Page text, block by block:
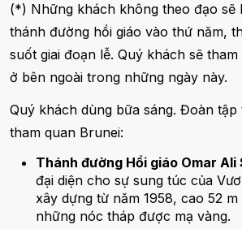
(*) Những khách không theo đạo sẽ
thánh đường hồi giáo vào thứ năm,
suốt giai đoạn lễ. Quý khách sẽ
ở bên ngoài trong những ngày này.
Quý khách dùng bữa sáng. Đoàn
tham quan Brunei:
Thánh đường Hồi giáo Omar Ali
đại diện cho sự sung túc của
xây dựng từ năm 1958, cao 52
những nóc tháp được mạ vàng.